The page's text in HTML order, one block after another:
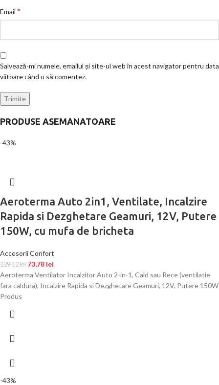
Email *
Salvează-mi numele, emailul și site-ul web în acest navigator pentru data
viitoare când o să comentez.
PRODUSE ASEMANATOARE
-43%
Aeroterma Auto 2in1, Ventilate, Incalzire
Rapida si Dezghetare Geamuri, 12V, Putere
150W, cu mufa de bricheta
Accesorii Confort
129,12lei 73,78 lei
Aeroterma Ventilator Incalzitor Auto 2-in-1, Cald sau Rece (ventilatie
fara caldura), Incalzire Rapida si Dezghetare Geamuri, 12V, Putere 150W
Produs
-43%